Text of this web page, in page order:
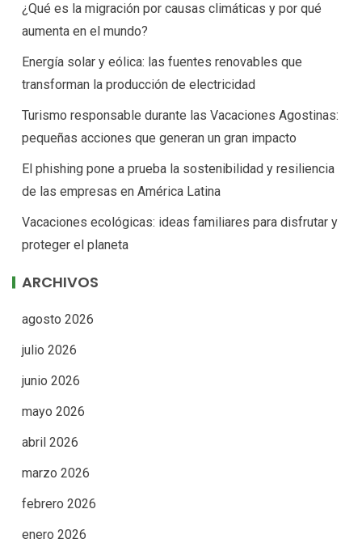
¿Qué es la migración por causas climáticas y por qué
aumenta en el mundo?
Energía solar y eólica: las fuentes renovables que
transforman la producción de electricidad
Turismo responsable durante las Vacaciones Agostinas:
pequeñas acciones que generan un gran impacto
El phishing pone a prueba la sostenibilidad y resiliencia
de las empresas en América Latina
Vacaciones ecológicas: ideas familiares para disfrutar y
proteger el planeta
ARCHIVOS
agosto 2026
julio 2026
junio 2026
mayo 2026
abril 2026
marzo 2026
febrero 2026
enero 2026